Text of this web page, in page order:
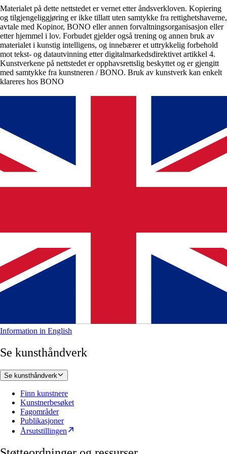
Materialet på dette nettstedet er vernet etter åndsverkloven. Kopiering
og tilgjengeliggjøring er ikke tillatt uten samtykke fra rettighetshaverne,
avtale med Kopinor, BONO eller annen forvaltningsorganisasjon eller
etter hjemmel i lov. Forbudet gjelder også trening og annen bruk av
materialet i kunstig intelligens, og innebærer et uttrykkelig forbehold
mot tekst- og datautvinning etter digitalmarkedsdirektivet artikkel 4.
Kunstverkene på nettstedet er opphavsrettslig beskyttet og er gjengitt
med samtykke fra kunstneren / BONO. Bruk av kunstverk kan enkelt
klareres hos BONO
Information in English
Se kunsthåndverk
Se kunsthåndverk
Finn kunstnere
Kunstnerbesøket
Fagområder
Publikasjoner
Årsutstillingen